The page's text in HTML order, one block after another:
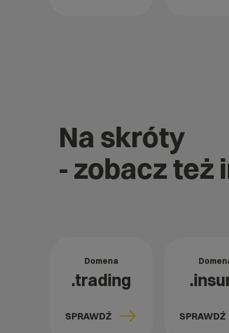
Na skróty
- zobacz też
Domena
.trading
SPRAWDŹ SPRAWDŹ